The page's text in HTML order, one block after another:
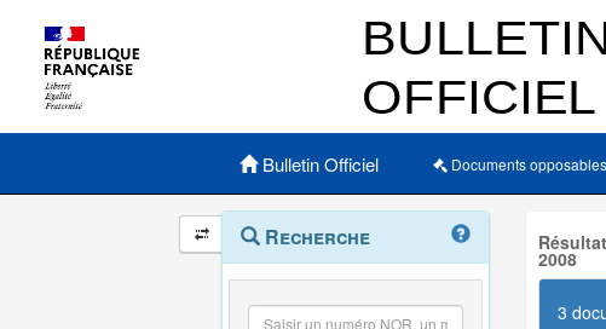
Menu principal
Bulletin Officiel Documents opposables
Navigation
et
outils
annexes
Menu
contextuel
Recherche
2008
3